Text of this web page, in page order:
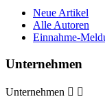
Neue Artikel
Alle Autoren
Einnahme-
Unternehmen
Unternehmen  